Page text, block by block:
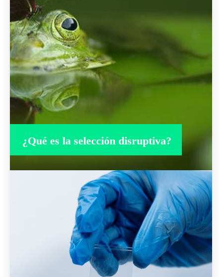
¿Qué es la selección disruptiva?